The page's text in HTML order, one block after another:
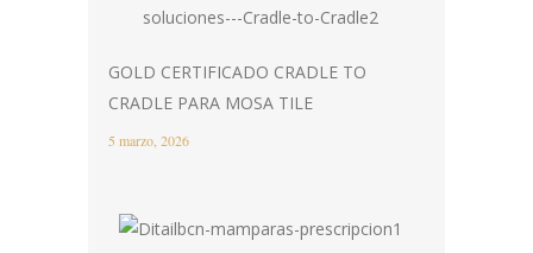
GOLD CERTIFICADO CRADLE TO
CRADLE PARA MOSA TILE
5 marzo, 2026